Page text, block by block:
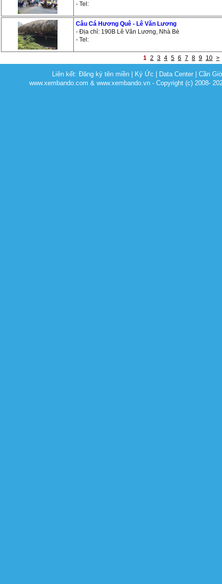
- Tel:
Câu Cá Hương Quê - Lê Văn Lương
- Địa chỉ: 190B Lê Văn Lương, Nhà Bè
- Tel:
1 2 3 4 5 6 7 8 9 10 >
Liên kết:Đăng ký tên miền Ký Ức Data Center |Cần
www.xembando.com & www.xembando.vn - Copyright (c) 2008-